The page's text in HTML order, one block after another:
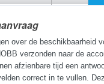
over de beschikbaarheid
verzonden naar de
afzienbare tijd een
correct in te vullen.